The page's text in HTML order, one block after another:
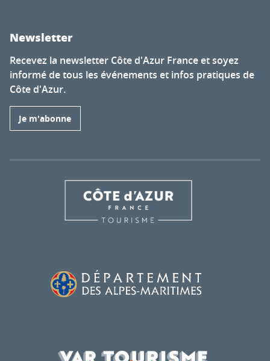
Newsletter
Recevez la newsletter Côte d'Azur France et soyez
informé de tous les événements et infos pratiques de
Côte d'Azur.
Je m'abonne